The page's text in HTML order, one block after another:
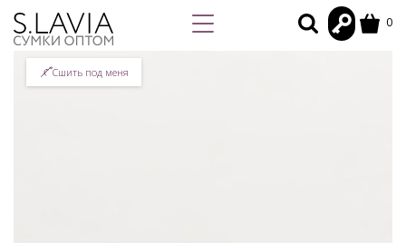
0
Сшить под меня